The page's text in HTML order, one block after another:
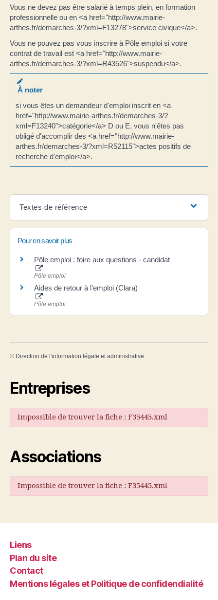
Vous ne devez pas être salarié à temps plein, en formation
professionnelle ou en <a href="http://www.mairie-
arthes.fr/demarches-3/?xml=F13278">service civique</a>.
Vous ne pouvez pas vous inscrire à Pôle emploi si votre
contrat de travail est <a href="http://www.mairie-
arthes.fr/demarches-3/?xml=R43526">suspendu</a>.
À noter
si vous êtes un demandeur d'emploi inscrit en <a
href="http://www.mairie-arthes.fr/demarches-3/?
xml=F13240">catégorie</a> D ou E, vous n'êtes pas
obligé d'accomplir des <a href="http://www.mairie-
arthes.fr/demarches-3/?xml=R52115">actes positifs de
recherche d'emploi</a>.
Textes de référence
Pour en savoir plus
Pôle emploi : foire aux questions - candidat
Pôle emploi
Aides de retour à l'emploi (Clara)
Pôle emploi
© Direction de l'information légale et administrative
Entreprises
Impossible de trouver la fiche : F35445.xml
Associations
Impossible de trouver la fiche : F35445.xml
Liens
Plan du site
Contact
Mentions légales et Politique de confidendialité